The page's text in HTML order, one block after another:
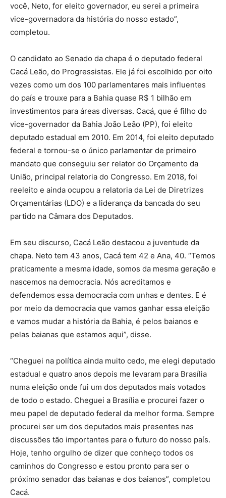
você, Neto, for eleito governador, eu serei a primeira
vice-governadora da história do nosso estado”,
completou.
O candidato ao Senado da chapa é o deputado federal
Cacá Leão, do Progressistas. Ele já foi escolhido por oito
vezes como um dos 100 parlamentares mais influentes
do país e trouxe para a Bahia quase R$ 1 bilhão em
investimentos para áreas diversas. Cacá, que é filho do
vice-governador da Bahia João Leão (PP), foi eleito
deputado estadual em 2010. Em 2014, foi eleito deputado
federal e tornou-se o único parlamentar de primeiro
mandato que conseguiu ser relator do Orçamento da
União, principal relatoria do Congresso. Em 2018, foi
reeleito e ainda ocupou a relatoria da Lei de Diretrizes
Orçamentárias (LDO) e a liderança da bancada do seu
partido na Câmara dos Deputados.
Em seu discurso, Cacá Leão destacou a juventude da
chapa. Neto tem 43 anos, Cacá tem 42 e Ana, 40. “Temos
praticamente a mesma idade, somos da mesma geração e
nascemos na democracia. Nós acreditamos e
defendemos essa democracia com unhas e dentes. E é
por meio da democracia que vamos ganhar essa eleição
e vamos mudar a história da Bahia, é pelos baianos e
pelas baianas que estamos aqui”, disse.
“Cheguei na política ainda muito cedo, me elegi deputado
estadual e quatro anos depois me levaram para Brasília
numa eleição onde fui um dos deputados mais votados
de todo o estado. Cheguei a Brasília e procurei fazer o
meu papel de deputado federal da melhor forma. Sempre
procurei ser um dos deputados mais presentes nas
discussões tão importantes para o futuro do nosso país.
Hoje, tenho orgulho de dizer que conheço todos os
caminhos do Congresso e estou pronto para ser o
próximo senador das baianas e dos baianos”, completou
Cacá.